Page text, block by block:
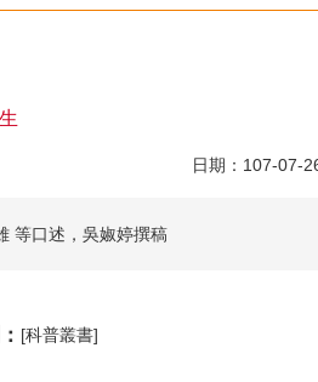
日期：107-07-
等口述，吳婌婷撰稿
[科普叢書]